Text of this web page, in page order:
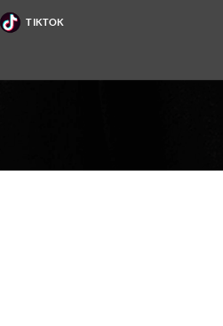
TIKTOK